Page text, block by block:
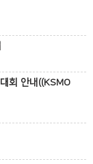
회 안내((KSMO